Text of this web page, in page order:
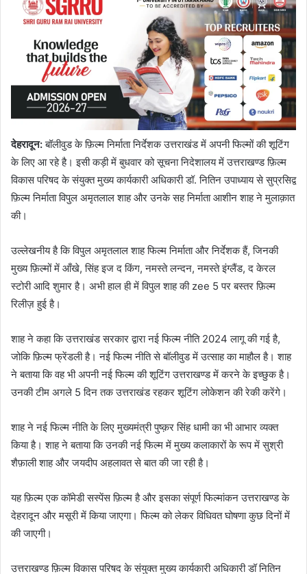
देहरादून:बॉलीवुड के फ़िल्म निर्माता निर्देशक उत्तराखंड में अपनी फिल्मों की शूटिंग
के लिए आ रहे है। इसी कड़ी में बुधवार को सूचना निदेशालय में उत्तराखण्ड फ़िल्म
विकास परिषद के संयुक्त मुख्य कार्यकारी अधिकारी डॉ. नितिन उपाध्याय से सुप्रसिद्व
फ़िल्म निर्माता विपुल अमृतलाल शाह और उनके सह निर्माता आशीन शाह ने मुलाक़ात
की।
उल्लेखनीय है कि विपुल अमृतलाल शाह फिल्म निर्माता और निर्देशक हैं, जिनकी
मुख्य फ़िल्मों में आँखे, सिंह इज द किंग, नमस्ते लन्दन, नमस्ते इंग्लैंड, द केरल
स्टोरी आदि शुमार है। अभी हाल ही में विपुल शाह की zee 5 पर बस्तर फ़िल्म
रिलीज़ हुई है।
शाह ने कहा कि उत्तराखंड सरकार द्वारा नई फिल्म नीति 2024 लागू की गई है,
जोकि फ़िल्म फ्रेंडली है। नई फिल्म नीति से बॉलीवुड में उत्साह का माहौल है। शाह
ने बताया कि वह भी अपनी नई फिल्म की शूटिंग उत्तराखण्ड में करने के इच्छुक है।
उनकी टीम अगले 5 दिन तक उत्तराखंड रहकर शूटिंग लोकेशन की रेकी करेंगे।
शाह ने नई फिल्म नीति के लिए मुख्यमंत्री पुष्क़र सिंह धामी का भी आभार व्यक्त
किया है। शाह ने बताया कि उनकी नई फिल्म में मुख्य कलाकारों के रूप में सुश्री
शैफ़ाली शाह और जयदीप अहलावत से बात की जा रही है।
यह फ़िल्म एक कॉमेडी सस्पेंस फ़िल्म है और इसका संपूर्ण फिल्मांकन उत्तराखण्ड के
देहरादून और मसूरी में किया जाएगा। फिल्म को लेकर विधिवत घोषणा कुछ दिनों में
की जाएगी।
उत्तराखण्ड फ़िल्म विकास परिषद के संयुक्त मुख्य कार्यकारी अधिकारी डॉ नितिन